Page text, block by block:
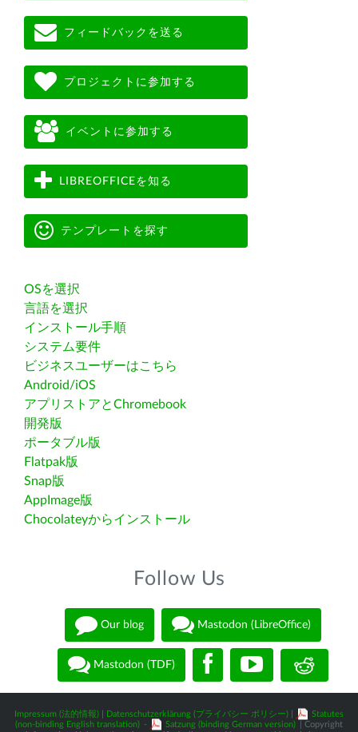
フィードバックを送る
プロジェクトに参加する
イベントに参加する
LIBREOFFICEを知る
テンプレートを探す
OSを選択
言語を選択
インストール手順
システム要件
ビジネスユーザーはこちら
Android/iOS
アプリストアとChromebook
開発版
ポータブル版
Flatpak版
Snap版
AppImage版
Chocolateyからインストール
Follow Us
Our blog Mastodon (LibreOffice)
Mastodon (TDF)
Impressum (法的情報) Datenschutzerklärung (プライバシー ポリシー)
Statutes
(non-binding English translation) - Satzung (binding German version)
| Copyright